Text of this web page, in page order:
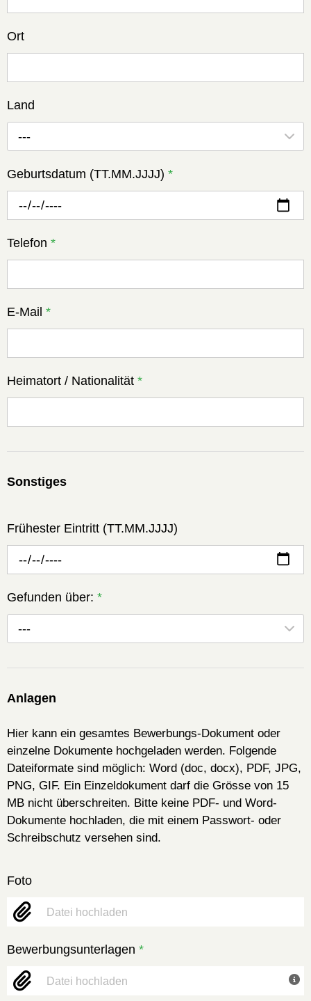
Ort
Land
---
Geburtsdatum (TT.MM.JJJJ) *
Telefon *
E-Mail *
Heimatort / Nationalität *
Sonstiges
Frühester Eintritt (TT.MM.JJJJ)
Gefunden über: *
---
Anlagen
Hier kann ein gesamtes Bewerbungs-Dokument oder
einzelne Dokumente hochgeladen werden. Folgende
Dateiformate sind möglich: Word (doc, docx), PDF, JPG,
PNG, GIF. Ein Einzeldokument darf die Grösse von 15
MB nicht überschreiten. Bitte keine PDF- und Word-
Dokumente hochladen, die mit einem Passwort- oder
Schreibschutz versehen sind.
Foto
Datei hochladen
Bewerbungsunterlagen *
Datei hochladen